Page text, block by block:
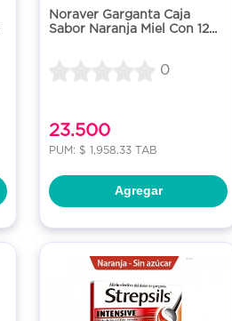
Noraver Garganta Caja
Sabor Naranja Miel Con 12...
0
23.500
PUM: $ 1,958.33 TAB
Agregar